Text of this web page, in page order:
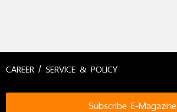
CAREER / SERVICE & POLICY
Subscribe E-Magazine